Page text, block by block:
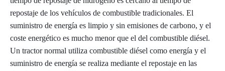
repostaje de los vehículos de combustible tradicionales. El
suministro de energía es limpio y sin emisiones de carbono, y el
coste energético es mucho menor que el del combustible diésel.
Un tractor normal utiliza combustible diésel como energía y el
suministro de energía se realiza mediante el repostaje en las